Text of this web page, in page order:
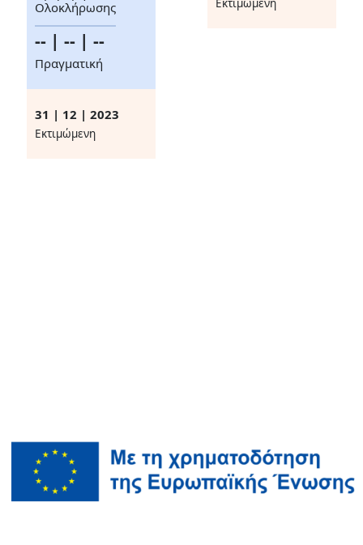
Eκτιμώμενη
Ολοκλήρωσης
-- | -- | --
Πραγματική
31 | 12 | 2023
Eκτιμώμενη